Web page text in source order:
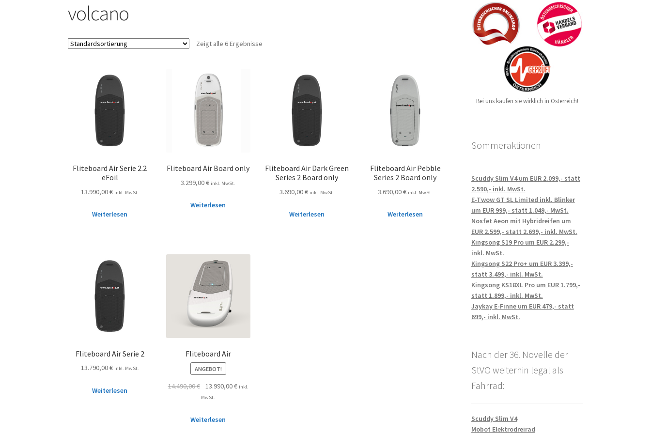
volcano
Zeigt alle 6 Ergebnisse
Fliteboard Air Serie 2.2
eFoil
13.990,00€ inkl. MwSt.
Weiterlesen
Fliteboard Air Board only
3.299,00€ inkl. MwSt.
Weiterlesen
Fliteboard Air Dark Green
Series 2 Board only
3.690,00€ inkl. MwSt.
Weiterlesen
Fliteboard Air Pebble
Series 2 Board only
3.690,00€ inkl. MwSt.
Weiterlesen
Fliteboard Air Serie 2
13.790,00€ inkl. MwSt.
Weiterlesen
Fliteboard Air
ANGEBOT!
14.490,00€ 13.990,00€ inkl.
MwSt.
Weiterlesen
Bei uns kaufen sie wirklich in Österreich!
Sommeraktionen
Scuddy Slim V4 um EUR 2.099,- statt
2.590,- inkl. MwSt.
E-Twow GT SL Limited inkl. Blinker
um EUR 999,- statt 1.049,- MwSt.
Nosfet Aeon mit Hybridreifen um
EUR 2.599,- statt 2.699,- inkl. MwSt.
Kingsong S19 Pro um EUR 2.299,-
inkl. MwSt.
Kingsong S22 Pro+ um EUR 3.399,-
statt 3.499,- inkl. MwSt.
Kingsong KS18XL Pro um EUR 1.799,-
statt 1.899,- inkl. MwSt.
Jaykay E-Finne um EUR 479,- statt
699,- inkl. MwSt.
Nach der 36. Novelle der
StVO weiterhin legal als
Fahrrad:
Scuddy Slim V4
Mobot Elektrodreirad